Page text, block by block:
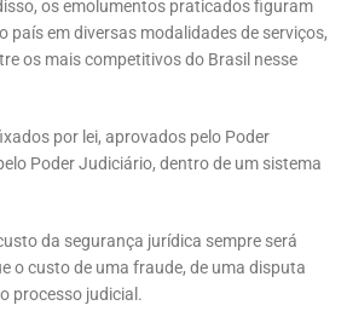
os emolumentos praticados figuram
país em diversas modalidades de serviços,
os mais competitivos do Brasil nesse
por lei, aprovados pelo Poder
Poder Judiciário, dentro de um sistema
da segurança jurídica sempre será
o custo de uma fraude, de uma disputa
processo judicial.